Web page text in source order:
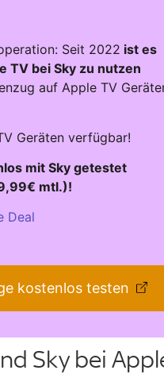
Seit 2022 ist es
TV bei Sky zu nutzen
auf Apple TV
Geräten verfügbar!
mit Sky getestet
mtl.)!
Deal
kostenlos testen
Sky bei